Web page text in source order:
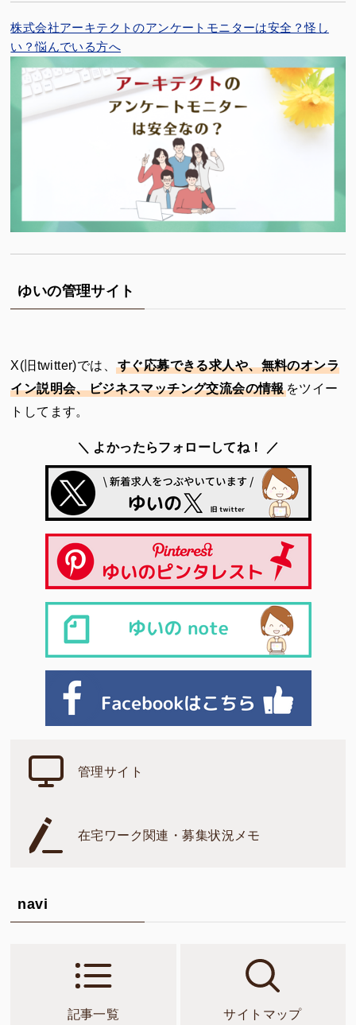
株式会社アーキテクトのアンケートモニターは安全？怪し
い？悩んでいる方へ
ゆいの管理サイト
X(旧twitter)では、すぐ応募できる求人や、無料のオンラ
イン説明会、ビジネスマッチング交流会の情報をツイー
トしてます。
＼ よかったらフォローしてね！ ／
管理サイト
在宅ワーク関連・募集状況メモ
navi
記事一覧 サイトマップ